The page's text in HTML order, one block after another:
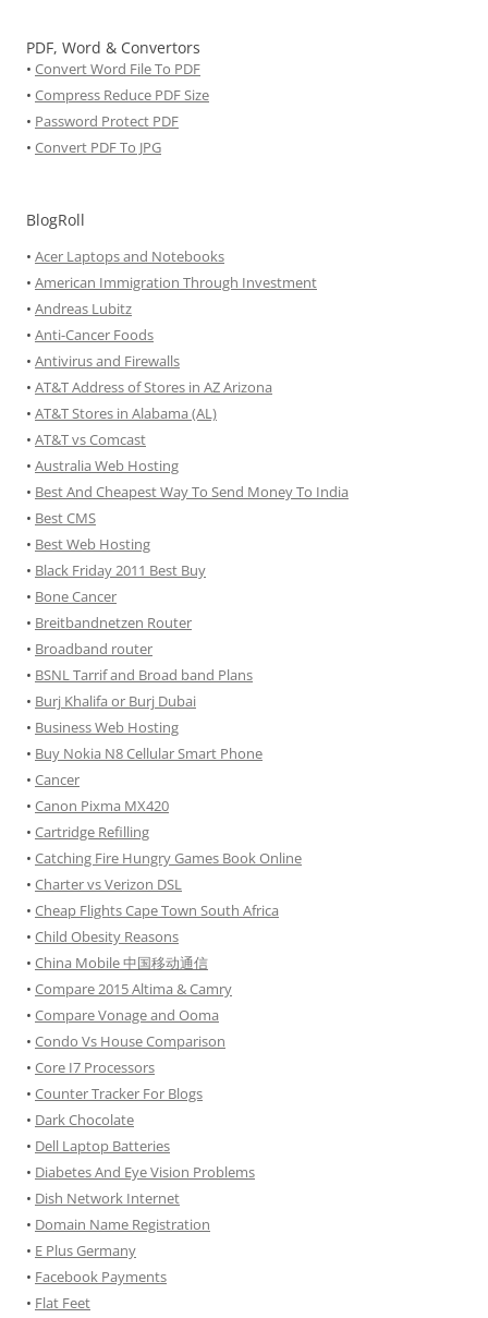
PDF, Word & Convertors
• Convert Word File To PDF
• Compress Reduce PDF Size
• Password Protect PDF
• Convert PDF To JPG
BlogRoll
• Acer Laptops and Notebooks
• American Immigration Through Investment
• Andreas Lubitz
• Anti-Cancer Foods
• Antivirus and Firewalls
• AT&T Address of Stores in AZ Arizona
• AT&T Stores in Alabama (AL)
• AT&T vs Comcast
• Australia Web Hosting
• Best And Cheapest Way To Send Money To India
• Best CMS
• Best Web Hosting
• Black Friday 2011 Best Buy
• Bone Cancer
• Breitbandnetzen Router
• Broadband router
• BSNL Tarrif and Broad band Plans
• Burj Khalifa or Burj Dubai
• Business Web Hosting
• Buy Nokia N8 Cellular Smart Phone
• Cancer
• Canon Pixma MX420
• Cartridge Refilling
• Catching Fire Hungry Games Book Online
• Charter vs Verizon DSL
• Cheap Flights Cape Town South Africa
• Child Obesity Reasons
• China Mobile 中国移动通信
• Compare 2015 Altima & Camry
• Compare Vonage and Ooma
• Condo Vs House Comparison
• Core I7 Processors
• Counter Tracker For Blogs
• Dark Chocolate
• Dell Laptop Batteries
• Diabetes And Eye Vision Problems
• Dish Network Internet
• Domain Name Registration
• E Plus Germany
• Facebook Payments
• Flat Feet